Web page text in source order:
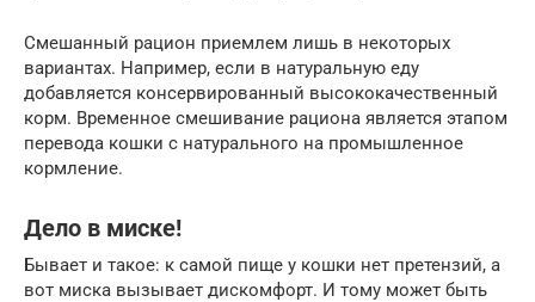
Смешанный рацион приемлем лишь в некоторых
вариантах. Например, если в натуральную еду
добавляется консервированный высококачественный
корм. Временное смешивание рациона является этапом
перевода кошки с натурального на промышленное
кормление.
Дело в миске!
Бывает и такое: к самой пище у кошки нет претензий, а
вот миска вызывает дискомфорт. И тому может быть